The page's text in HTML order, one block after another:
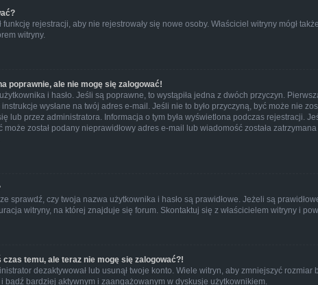
funkcję rejestracji, aby nie rejestrowały się nowe osoby. Właściciel witryny mógł
witryny.
poprawnie, ale nie mogę się zalogować!
i hasło. Jeśli są poprawne, to wystąpiła jedna z dwóch przyczyn.
wysłane na twój adres e-mail. Jeśli nie to było przyczyną, być może nie
lub przez administratora. Informacja o tym była wyświetlona podczas rejestracji.
może został podany nieprawidłowy adres e-mail lub wiadomość została
sprawdź, czy twoja nazwa użytkownika i hasło są prawidłowe. Jeżeli są
witryny, na której znajduje się forum. Skontaktuj się z właścicielem witryny i
temu, ale teraz nie mogę się zalogować?!
dezaktywował lub usunął twoje konto. Wiele witryn, aby zmniejszyć
bądź bardziej aktywnym i zaangażowanym w dyskusje użytkownikiem.